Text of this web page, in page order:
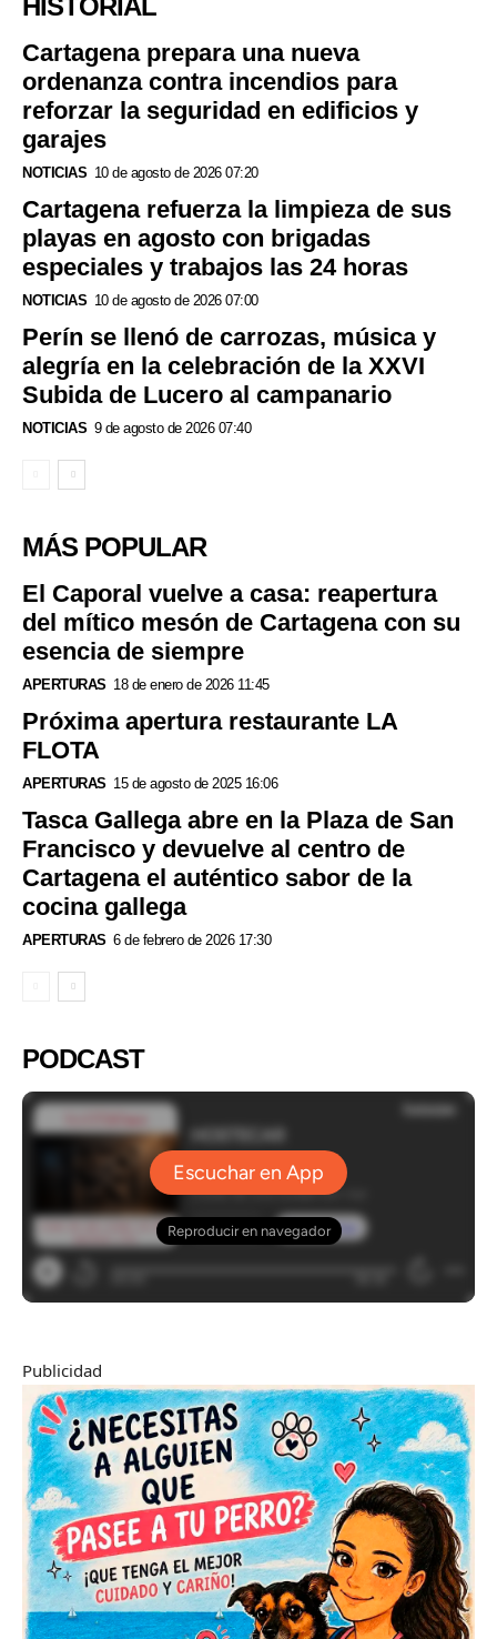
HISTORIAL
Cartagena prepara una nueva
ordenanza contra incendios para
reforzar la seguridad en edificios y
garajes
NOTICIAS 10 de agosto de 2026 07:20
Cartagena refuerza la limpieza de sus
playas en agosto con brigadas
especiales y trabajos las 24 horas
NOTICIAS 10 de agosto de 2026 07:00
Perín se llenó de carrozas, música y
alegría en la celebración de la XXVI
Subida de Lucero al campanario
NOTICIAS 9 de agosto de 2026 07:40
MÁS POPULAR
El Caporal vuelve a casa: reapertura
del mítico mesón de Cartagena con su
esencia de siempre
APERTURAS 18 de enero de 2026 11:45
Próxima apertura restaurante LA
FLOTA
APERTURAS 15 de agosto de 2025 16:06
Tasca Gallega abre en la Plaza de San
Francisco y devuelve al centro de
Cartagena el auténtico sabor de la
cocina gallega
APERTURAS 6 de febrero de 2026 17:30
PODCAST
Publicidad